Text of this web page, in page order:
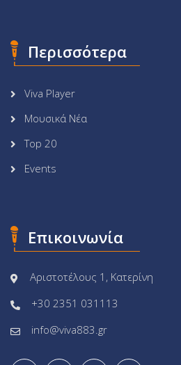
Περισσότερα
Viva Player
Μουσικά Νέα
Top 20
Events
Επικοινωνία
Αριστοτέλους 1, Κατερίνη
+30 2351 031113
info@viva883.gr